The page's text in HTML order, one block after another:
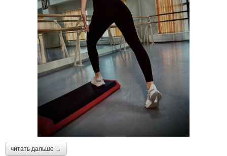
читать дальше →